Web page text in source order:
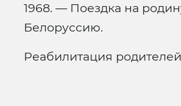
1968. — Поездка на
Белоруссию.
Реабилитация